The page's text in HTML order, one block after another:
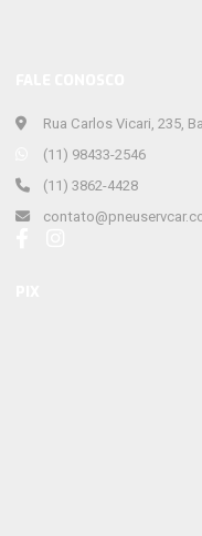
Rua Carlos Vicari, 235,
(11) 98433-2546
(11) 3862-4428